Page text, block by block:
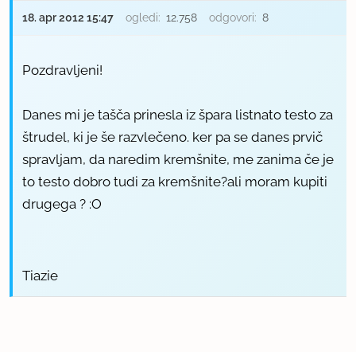
18. apr 2012 15:47 ogledi: 12.758 odgovori: 8
Pozdravljeni!
Danes mi je tašča prinesla iz špara listnato testo za
štrudel, ki je še razvlečeno. ker pa se danes prvič
spravljam, da naredim kremšnite, me zanima če je
to testo dobro tudi za kremšnite?ali moram kupiti
drugega ? :O
Tiazie